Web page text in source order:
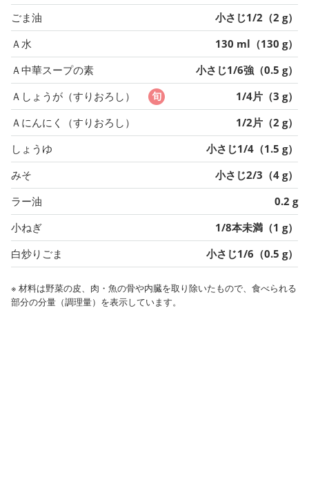
ごま油
小さじ1/2（2 g）
Ａ水
130 ml（130 g）
Ａ中華スープの素
小さじ1/6強（0.5 g）
Ａしょうが（すりおろし）
1/4片（3 g）
Ａにんにく（すりおろし）
1/2片（2 g）
しょうゆ
小さじ1/4（1.5 g）
みそ
小さじ2/3（4 g）
ラー油
0.2 g
小ねぎ
1/8本未満（1 g）
白炒りごま
小さじ1/6（0.5 g）
※ 材料は野菜の皮、肉・魚の骨や内臓を取り除いたもので、食べられる
部分の分量（調理量）を表示しています。